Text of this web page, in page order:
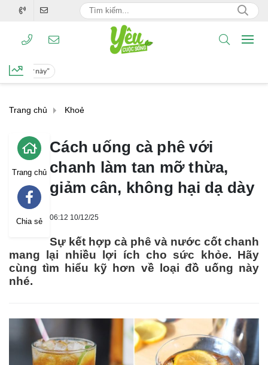
Khi thắp hương, người giàu luôn đặt lọ hoa bên trái bàn thờ, nếu đặt bên phải thì sao?
Trang chủ Khoẻ
Trang chủ
Chia sẻ
Cách uống cà phê với
chanh làm tan mỡ thừa,
giảm cân, không hại dạ dày
06:12 10/12/25
Sự kết hợp cà phê và nước cốt chanh
mang lại nhiều lợi ích cho sức khỏe. Hãy
cùng tìm hiểu kỹ hơn về loại đồ uống này
nhé.